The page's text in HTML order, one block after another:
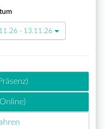
- 13.11.26